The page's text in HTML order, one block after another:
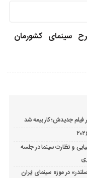
سینمای کشورمان
فیلم جدیدش؛ کار بیمه شد
و نظارت سینما در جلسه
در موزه سینمای ایران